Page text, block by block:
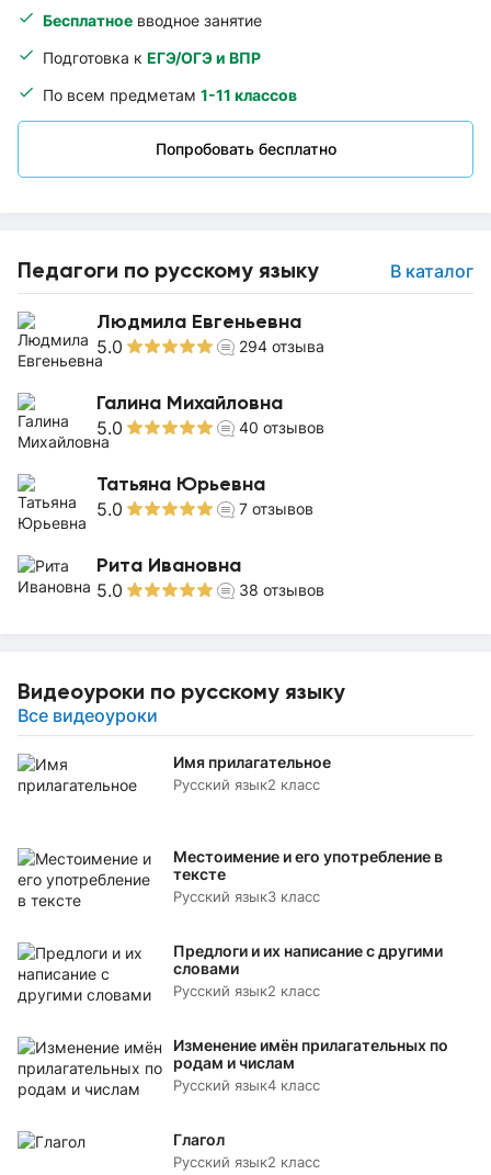
Бесплатное вводное занятие
Подготовка к ЕГЭ/ОГЭ и ВПР
По всем предметам 1-11 классов
Попробовать бесплатно
Педагоги по русскому языку В каталог
Людмила Евгеньевна
5.0 294 отзыва
Галина Михайловна
5.0 40 отзывов
Татьяна Юрьевна
5.0 7 отзывов
Рита Ивановна
5.0 38 отзывов
Видеоуроки по русскому языку
Все видеоуроки
Имя прилагательное
Русский язык2 класс
Местоимение и его употребление в
тексте
Русский язык3 класс
Предлоги и их написание с другими
словами
Русский язык2 класс
Изменение имён прилагательных по
родам и числам
Русский язык4 класс
Глагол
Русский язык2 класс